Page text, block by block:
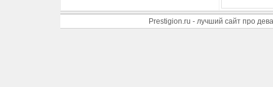
Prestigion.ru - лучший сайт про